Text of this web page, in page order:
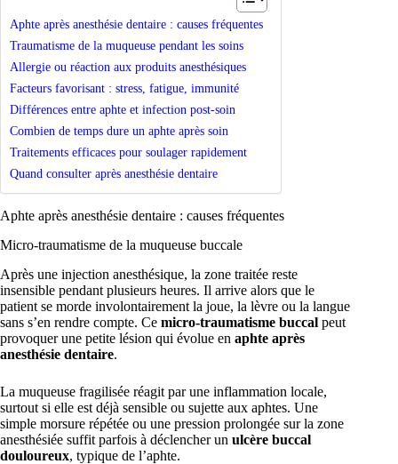
Aphte après anesthésie dentaire : causes fréquentes
Traumatisme de la muqueuse pendant les soins
Allergie ou réaction aux produits anesthésiques
Facteurs favorisant : stress, fatigue, immunité
Différences entre aphte et infection post-soin
Combien de temps dure un aphte après soin
Traitements efficaces pour soulager rapidement
Quand consulter après anesthésie dentaire
Aphte après anesthésie dentaire : causes fréquentes
Micro-traumatisme de la muqueuse buccale
Après une injection anesthésique, la zone traitée reste
insensible pendant plusieurs heures. Il arrive alors que le
patient se morde involontairement la joue, la lèvre ou la langue
sans s’en rendre compte. Ce micro-traumatisme buccal peut
provoquer une petite lésion qui évolue en aphte après
anesthésie dentaire.
La muqueuse fragilisée réagit par une inflammation locale,
surtout si elle est déjà sensible ou sujette aux aphtes. Une
simple morsure répétée ou une pression prolongée sur la zone
anesthésiée suffit parfois à déclencher un ulcère buccal
douloureux, typique de l’aphte.